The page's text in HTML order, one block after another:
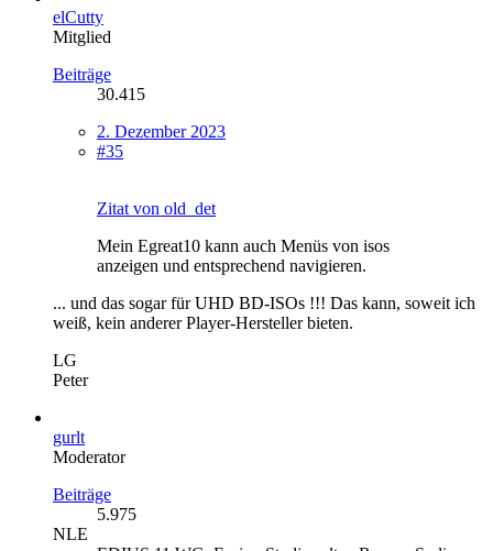
elCutty
Mitglied
Beiträge
30.415
2. Dezember 2023
#35
Zitat von old_det
Mein Egreat10 kann auch Menüs von isos
anzeigen und entsprechend navigieren.
... und das sogar für UHD BD-ISOs !!! Das kann, soweit ich
weiß, kein anderer Player-Hersteller bieten.
LG
Peter
gurlt
Moderator
Beiträge
5.975
NLE